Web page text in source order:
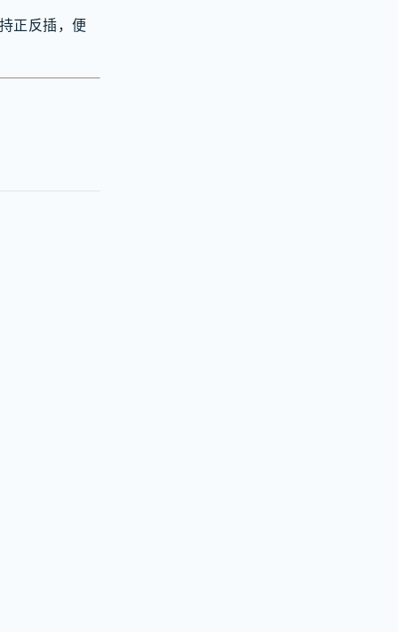
正反插，便